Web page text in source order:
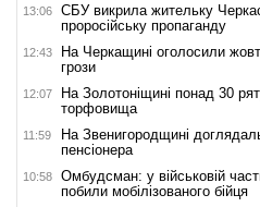
13:06
СБУ викрила жительку
проросійську пропаганду
12:43
На Черкащині оголосили
грози
12:07
На Золотоніщині понад 30
торфовища
11:59
На Звенигородщині
пенсіонера
10:58
Омбудсман: у військовій
побили мобілізованого бійця